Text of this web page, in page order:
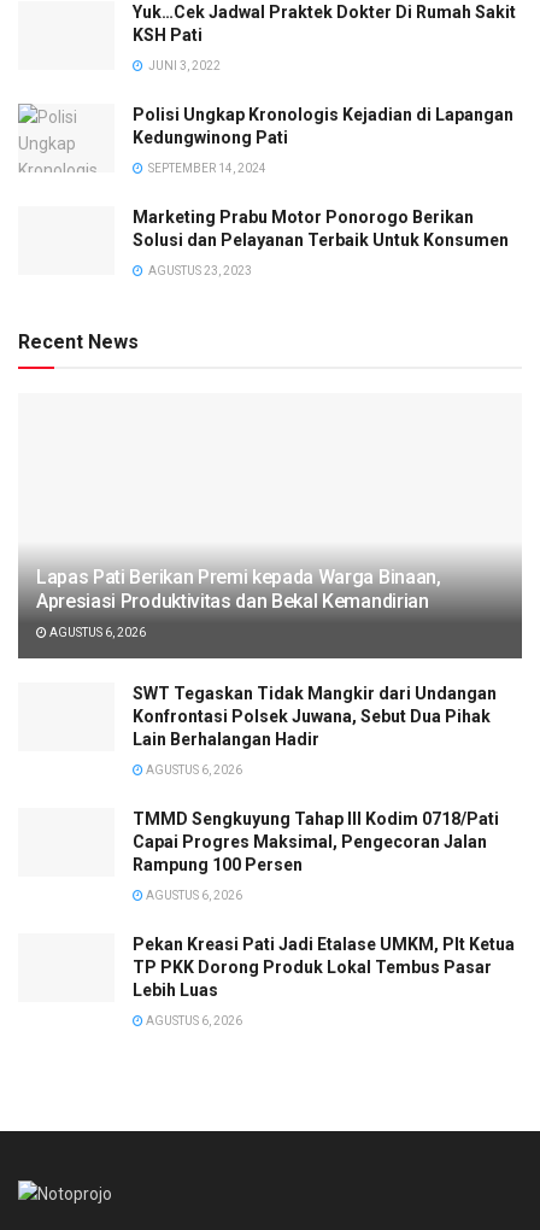
Yuk…Cek Jadwal Praktek Dokter Di Rumah Sakit
KSH Pati
JUNI 3, 2022
Polisi Ungkap Kronologis Kejadian di Lapangan
Kedungwinong Pati
SEPTEMBER 14, 2024
Marketing Prabu Motor Ponorogo Berikan
Solusi dan Pelayanan Terbaik Untuk Konsumen
AGUSTUS 23, 2023
Recent News
Lapas Pati Berikan Premi kepada Warga Binaan,
Apresiasi Produktivitas dan Bekal Kemandirian
AGUSTUS 6, 2026
SWT Tegaskan Tidak Mangkir dari Undangan
Konfrontasi Polsek Juwana, Sebut Dua Pihak
Lain Berhalangan Hadir
AGUSTUS 6, 2026
TMMD Sengkuyung Tahap III Kodim 0718/Pati
Capai Progres Maksimal, Pengecoran Jalan
Rampung 100 Persen
AGUSTUS 6, 2026
Pekan Kreasi Pati Jadi Etalase UMKM, Plt Ketua
TP PKK Dorong Produk Lokal Tembus Pasar
Lebih Luas
AGUSTUS 6, 2026